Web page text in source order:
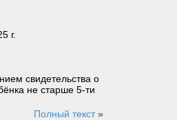
г.
свидетельства о
не старше 5-ти
Полный текст»